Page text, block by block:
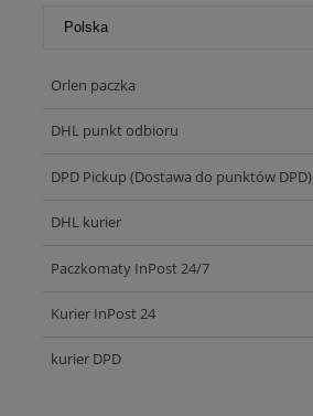
Orlen paczka
DHL punkt odbioru
DPD Pickup (Dostawa do punktów DPD)
DHL kurier
Paczkomaty InPost 24/7
Kurier InPost 24
kurier DPD